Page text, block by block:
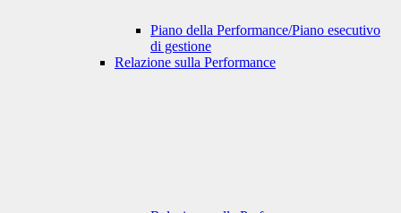
Piano della Performance/Piano esecutivo
di gestione
Relazione sulla Performance